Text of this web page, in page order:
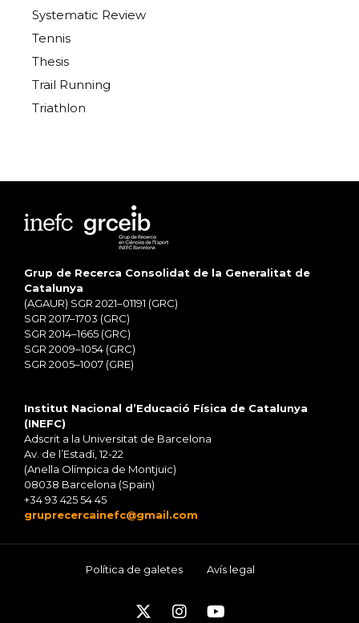
Systematic Review
Tennis
Thesis
Trail Running
Triathlon
Grup de Recerca Consolidat de la Generalitat de
Catalunya
(AGAUR) SGR 2021–01191 (GRC)
SGR 2017–1703 (GRC)
SGR 2014–1665 (GRC)
SGR 2009–1054 (GRC)
SGR 2005–1007 (GRE)
Institut Nacional d’Educació Física de Catalunya
(INEFC)
Adscrit a la Universitat de Barcelona
Av. de l’Estadi, 12-22
(Anella Olímpica de Montjuïc)
08038 Barcelona (Spain)
+34 93 425 54 45
gruprecercainefc@gmail.com
Política de galetes Avís legal